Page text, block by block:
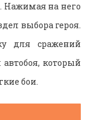
Нажимая на него
выбора героя.
для сражений
который
бои.